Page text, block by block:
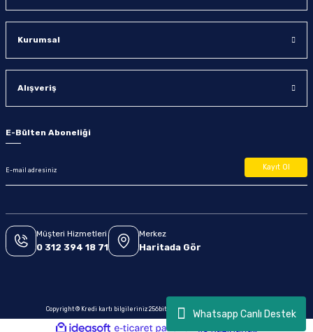
Whatsapp Canlı Destek
Kurumsal
Alışveriş
E-Bülten Aboneliği
Kayıt Ol
Müşteri Hizmetleri
0 312 394 18 71
Merkez
Haritada Gör
Copyright © Kredi kartı bilgileriniz 256bit SSL sertifikası ile korunmaktadır.
ideasoft